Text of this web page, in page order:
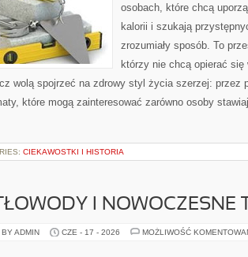
osobach, które chcą
kalorii i szukają
zrozumiały sposób. To
którzy nie chcą opierać się
wolą spojrzeć na zdrowy styl życia szerzej: przez
które mogą zainteresować zarówno osoby
CIEKAWOSTKI I HISTORIA
I NOWOCZESNE
ADMIN CZE - 17 - 2026 MOŻLIWOŚĆ